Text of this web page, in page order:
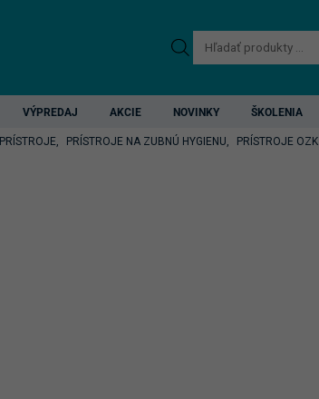
Products
search
VÝPREDAJ AKCIE NOVINKY ŠKOLENIA
PRÍSTROJE, PRÍSTROJE NA ZUBNÚ HYGIENU, PRÍSTROJE OZK